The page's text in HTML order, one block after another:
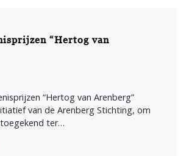
“Hertog van
“Hertog van Arenberg”
van de Arenberg Stichting, om
ter…